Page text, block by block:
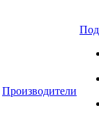
Производители